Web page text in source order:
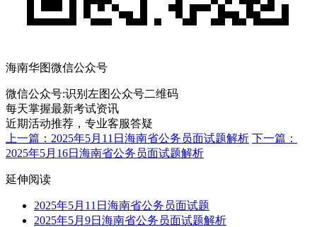
海南华图微信公众号
微信公众号:识别左图公众号二维码
每天掌握最新考试资讯
近期活动推荐，专业客服答疑
上一篇：2025年5月11日海南省公务员面试题解析 下一篇：
2025年5月16日海南省公务员面试题解析
延伸阅读
2025年5月11日海南省公务员面试题
2025年5月9日海南省公务员面试题解析